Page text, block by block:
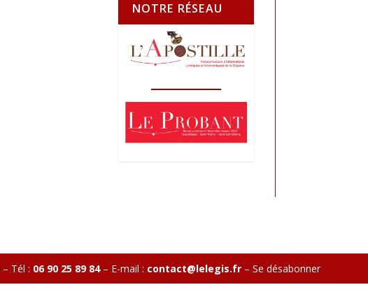
NOTRE RÉSEAU
– Tél : 06 90 25 89 84– E-mail : contact@lelegis.fr– Se désabonner